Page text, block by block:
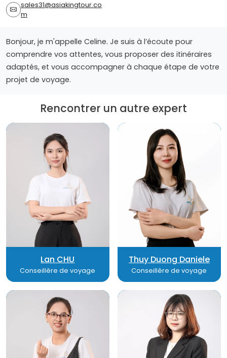
sales31@asiakingtour.co
m
Bonjour, je m'appelle Celine. Je suis à l’écoute pour
comprendre vos attentes, vous proposer des itinéraires
adaptés, et vous accompagner à chaque étape de votre
projet de voyage.
Rencontrer un autre expert
Lan CHU
Conseillère de voyage
Thuy Duong Daniele
Conseillère de voyage